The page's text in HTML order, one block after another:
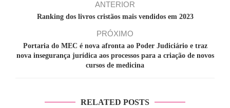
ANTERIOR
Ranking dos livros cristãos mais vendidos em 2023
PRÓXIMO
Portaria do MEC é nova afronta ao Poder Judiciário e traz
nova insegurança jurídica aos processos para a criação de novos
cursos de medicina
RELATED POSTS